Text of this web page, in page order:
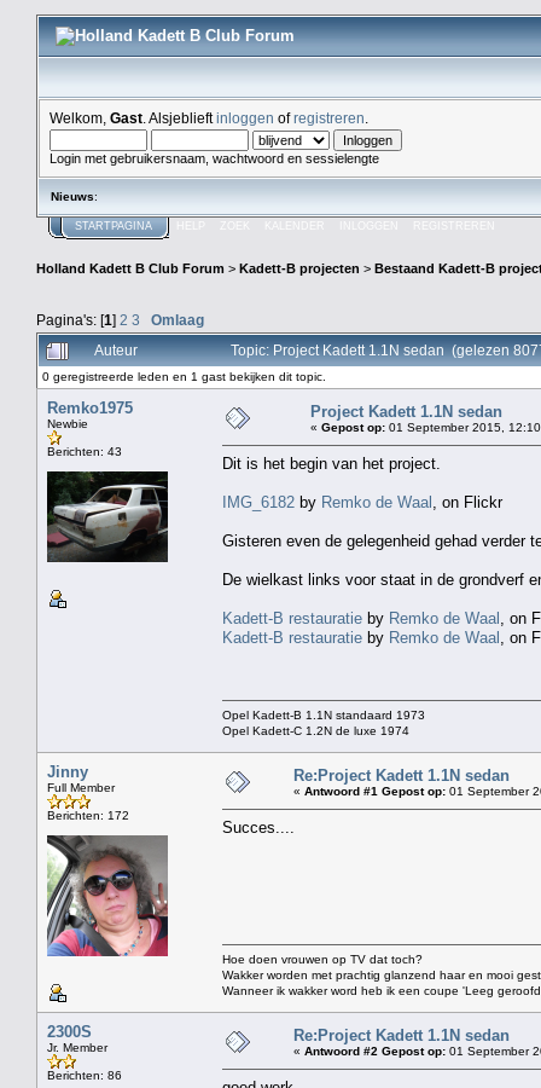
Welkom, Gast . Alsjeblieftinloggen ofregistreren
Login met gebruikersnaam, wachtwoord en sessielengte
Nieuws:
STARTPAGINA ZOEK
Holland Kadett B Club Forum > Kadett-B projecten > Bestaand Kadett-B
Pagina's: [1] 2 3
Omlaag
Auteur
Topic: Project Kadett 1.1N sedan (gelezen
0 geregistreerde leden en 1 gast bekijken dit topic.
Remko1975
Newbie
Berichten: 43
Project Kadett 1.1N sedan
« Gepost op: 01 September 2015,
Dit is het begin van het project.
IMG_6182 by Remko de Waal , on Flickr
Gisteren even de gelegenheid gehad verder
De wielkast links voor staat in de grondverf
Kadett-B restauratie by Remko de Waal , on
Kadett-B restauratie by Remko de Waal , on
Opel Kadett-B 1.1N standaard 1973
Opel Kadett-C 1.2N de luxe 1974
Jinny
Full Member
Berichten: 172
Re:Project Kadett 1.1N sedan
« Antwoord #1 Gepost op: 01 September
Succes....
Hoe doen vrouwen op TV dat toch?
Wakker worden met prachtig glanzend haar en mooi
Wanneer ik wakker word heb ik een coupe 'Leeg
2300S
Jr. Member
Berichten: 86
Re:Project Kadett 1.1N sedan
« Antwoord #2 Gepost op: 01 September